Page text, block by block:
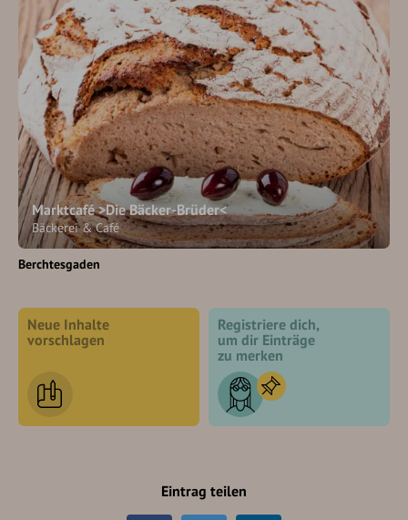
Marktcafé >Die Bäcker-Brüder<
Bäckerei & Café
Berchtesgaden
Neue Inhalte
vorschlagen
Registriere dich,
um dir Einträge
zu merken
Eintrag teilen